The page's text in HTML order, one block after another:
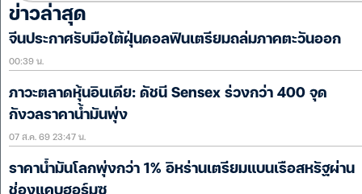
ข่าวล่าสุด
จีนประกาศรับมือไต้ฝุ่นดอลฟินเตรียมถล่มภาคตะวันออก
00:39 น.
ภาวะตลาดหุ้นอินเดีย: ดัชนี Sensex ร่วงกว่า 400 จุด
กังวลราคาน้ำมันพุ่ง
07 ส.ค. 69 23:47 น.
ราคาน้ำมันโลกพุ่งกว่า 1% อิหร่านเตรียมแบนเรือสหรัฐผ่าน
ช่องแคบฮอร์มุซ